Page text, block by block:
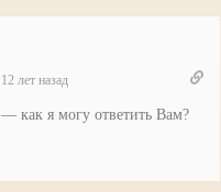
12 лет назад
как я могу ответить Вам?